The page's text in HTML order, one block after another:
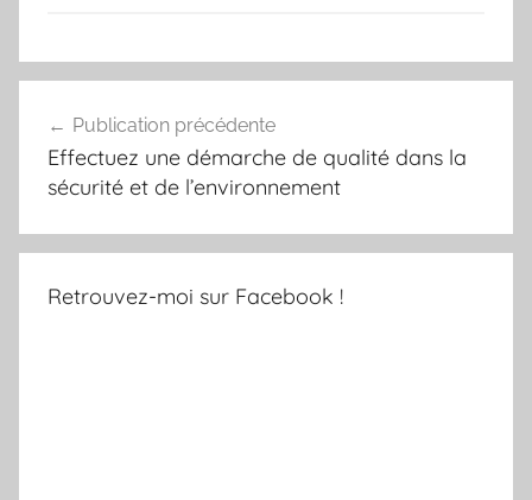
de
l’article
Publication précédente
Effectuez une démarche de qualité dans la
sécurité et de l’environnement
Retrouvez-moi sur Facebook !